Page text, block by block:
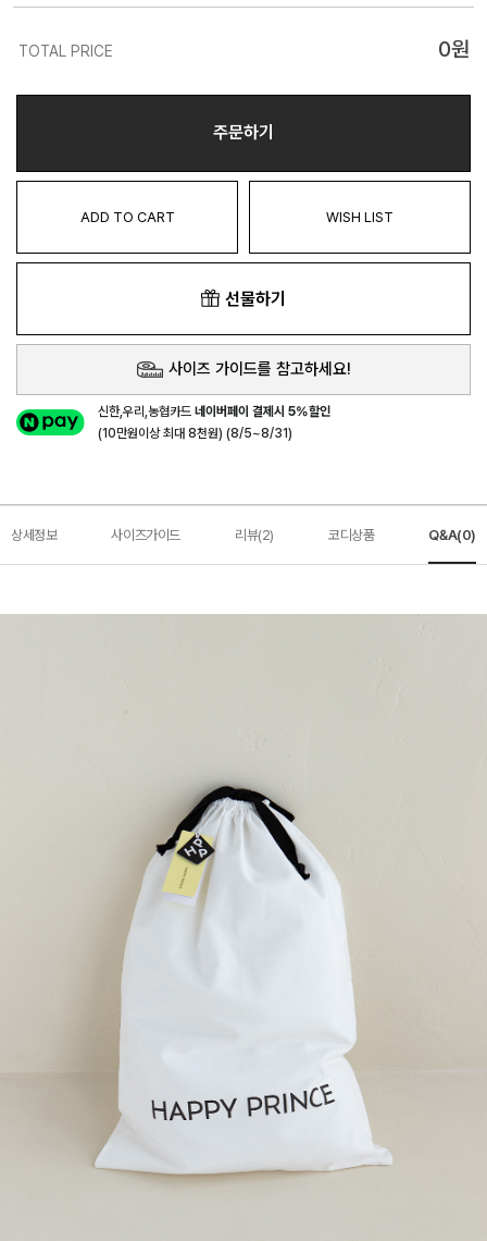
TOTAL PRICE 0원
주문하기
ADD TO CART WISH LIST
선물하기
사이즈 가이드를 참고하세요!
신한,우리,농협카드네이버페이 결제시 5%할인
(10만원이상 최대 8천원) (8/5~8/31)
상세정보 사이즈가이드 리뷰(2) 코디상품 Q&A(0)